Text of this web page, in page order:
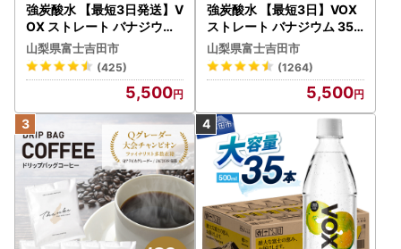
強炭酸水 【最短3日発送】V
OX ストレート バナジウム
強炭酸水 35本 500ml ラベ
ルレス【富士吉田市限定カ
ートン】 炭酸
山梨県富士吉田市
(425)
5,500
強炭酸水 【最短3日】VOX
ストレート バナジウム 35
本 500ml 【富士吉田市限
定カートン】炭酸
山梨県富士吉田市
(1264)
5,500